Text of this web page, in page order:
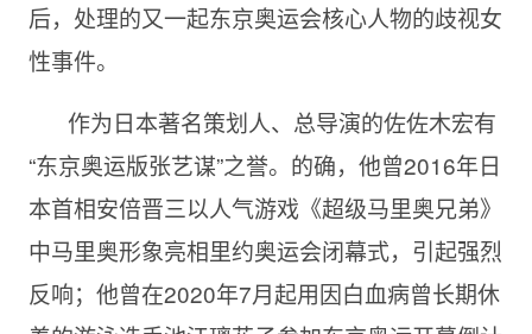
后，处理的又一起东京奥运会核心人物的歧视女
性事件。
作为日本著名策划人、总导演的佐佐木宏有
“东京奥运版张艺谋”之誉。的确，他曾2016年日
本首相安倍晋三以人气游戏《超级马里奥兄弟》
中马里奥形象亮相里约奥运会闭幕式，引起强烈
反响；他曾在2020年7月起用因白血病曾长期休